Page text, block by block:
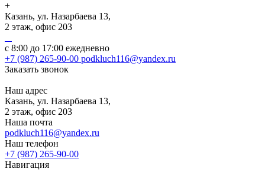
+
Казань, ул. Назарбаева 13,
2 этаж, офис 203
с 8:00 до 17:00 ежедневно
+7 (987) 265-90-00 podkluch116@yandex.ru
Заказать звонок
Наш адрес
Казань, ул. Назарбаева 13,
2 этаж, офис 203
Наша почта
podkluch116@yandex.ru
Наш телефон
+7 (987) 265-90-00
Навигация